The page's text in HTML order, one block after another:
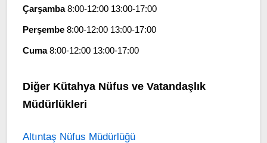
Çarşamba8:00-12:00 13:00-17:00
Perşembe8:00-12:00 13:00-17:00
Cuma8:00-12:00 13:00-17:00
Diğer Kütahya Nüfus ve Vatandaşlık
Müdürlükleri
Altıntaş Nüfus Müdürlüğü